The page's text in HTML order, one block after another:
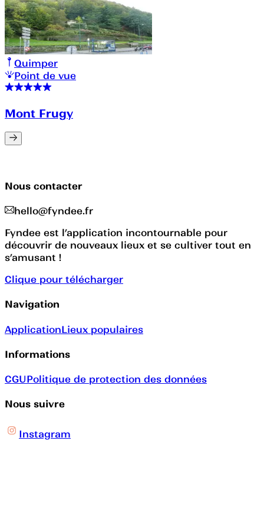
Quimper
Point de vue
Mont Frugy
Nous contacter
hello@fyndee.fr
Fyndee est l’application incontournable pour
découvrir de nouveaux lieux et se cultiver tout en
s’amusant !
Clique pour télécharger
Navigation
ApplicationLieux populaires
Informations
CGUPolitique de protection des données
Nous suivre
Instagram